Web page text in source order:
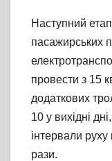
Наступний
пасажирських
провести з 15
додаткових
10 у вихідні
інтервали
рази.